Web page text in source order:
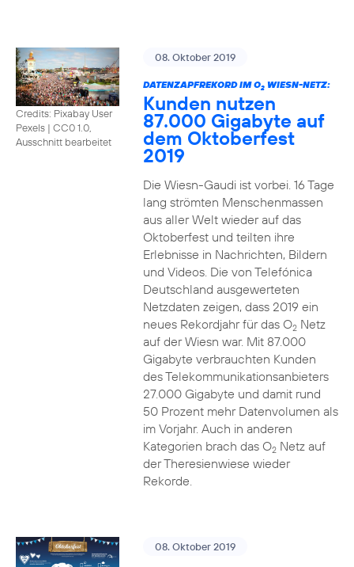
Credits: Pixabay User
Pexels | CC0 1.0,
Ausschnitt bearbeitet
08. Oktober 2019
DATENZAPFREKORD IM O2WIESN-NETZ:
Kunden nutzen
87.000 Gigabyte auf
dem Oktoberfest
2019
Die Wiesn-Gaudi ist vorbei. 16 Tage
lang strömten Menschenmassen
aus aller Welt wieder auf das
Oktoberfest und teilten ihre
Erlebnisse in Nachrichten, Bildern
und Videos. Die von Telefónica
Deutschland ausgewerteten
Netzdaten zeigen, dass 2019 ein
neues Rekordjahr für das O2Netz
auf der Wiesn war. Mit 87.000
Gigabyte verbrauchten Kunden
des Telekommunikationsanbieters
27.000 Gigabyte und damit rund
50 Prozent mehr Datenvolumen als
im Vorjahr. Auch in anderen
Kategorien brach das O2Netz auf
der Theresienwiese wieder
Rekorde.
08. Oktober 2019